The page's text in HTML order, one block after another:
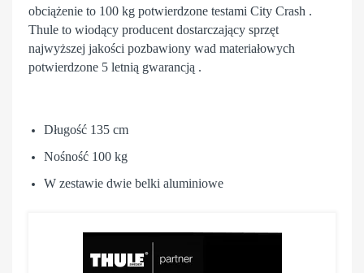
obciążenie to 100 kg potwierdzone testami City Crash .
Thule to wiodący producent dostarczający sprzęt
najwyższej jakości pozbawiony wad materiałowych
potwierdzone 5 letnią gwarancją .
Długość 135 cm
Nośność 100 kg
W zestawie dwie belki aluminiowe